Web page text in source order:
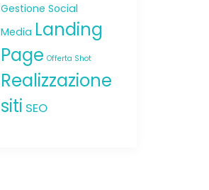
Gestione Social
Media Landing
Page Offerta Shot
Realizzazione
siti SEO